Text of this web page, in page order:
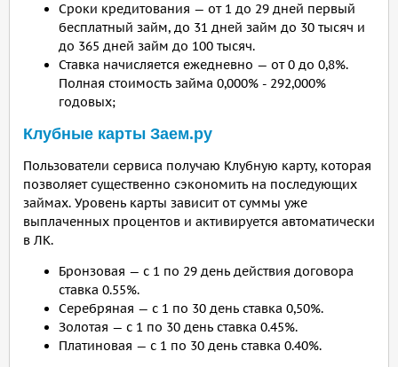
Сроки кредитования — от 1 до 29 дней первый
бесплатный займ, до 31 дней займ до 30 тысяч и
до 365 дней займ до 100 тысяч.
Ставка начисляется ежедневно — от 0 до 0,8%.
Полная стоимость займа 0,000% - 292,000%
годовых;
Клубные карты Заем.ру
Пользователи сервиса получаю Клубную карту, которая
позволяет существенно сэкономить на последующих
займах. Уровень карты зависит от суммы уже
выплаченных процентов и активируется автоматически
в ЛК.
Бронзовая — с 1 по 29 день действия договора
ставка 0.55%.
Серебряная — с 1 по 30 день ставка 0,50%.
Золотая — с 1 по 30 день ставка 0.45%.
Платиновая — с 1 по 30 день ставка 0.40%.